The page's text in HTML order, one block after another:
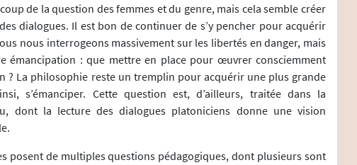
de la question des femmes et du genre, mais cela semble créer
dialogues. Il est bon de continuer de s’y pencher pour acquérir
nous interrogeons massivement sur les libertés en danger, mais
émancipation : que mettre en place pour œuvrer consciemment
? La philosophie reste un tremplin pour acquérir une plus grande
s’émanciper. Cette question est, d’ailleurs, traitée dans la
dont la lecture des dialogues platoniciens donne une vision
posent de multiples questions pédagogiques, dont plusieurs sont